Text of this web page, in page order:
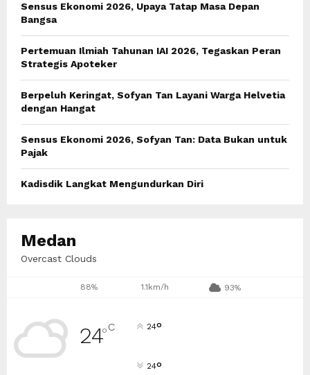
r
Sensus Ekonomi 2026, Upaya Tatap Masa Depan
Bangsa
Pertemuan Ilmiah Tahunan IAI 2026, Tegaskan Peran
Strategis Apoteker
Berpeluh Keringat, Sofyan Tan Layani Warga Helvetia
dengan Hangat
Sensus Ekonomi 2026, Sofyan Tan: Data Bukan untuk
Pajak
Kadisdik Langkat Mengundurkan Diri
Medan
Overcast Clouds
88% 1.1km/h 93%
24°C 24°
24°